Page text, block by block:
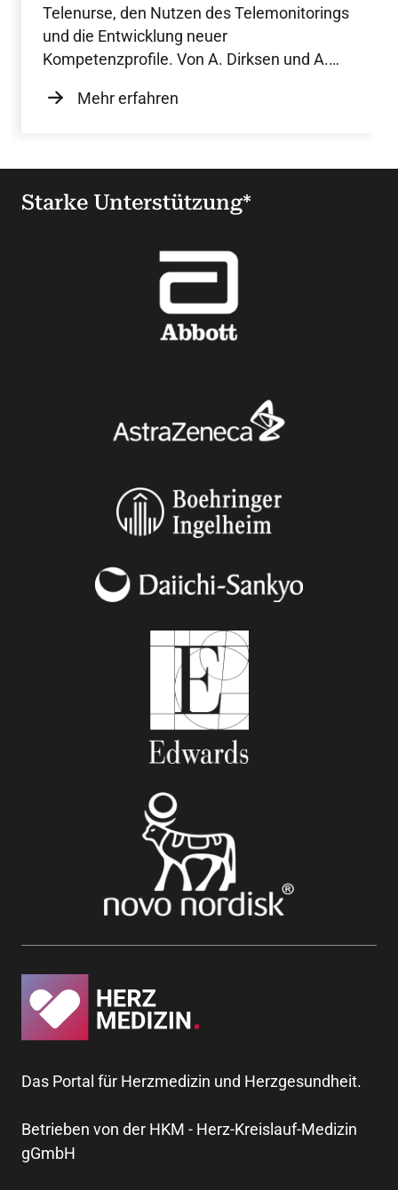
Telenurse, den Nutzen des Telemonitorings
und die Entwicklung neuer
Kompetenzprofile. Von A. Dirksen und A.
Mehr erfahren
Starke Unterstützung*
Das Portal für Herzmedizin und Herzgesundheit.
Betrieben von der HKM - Herz-Kreislauf-Medizin
gGmbH